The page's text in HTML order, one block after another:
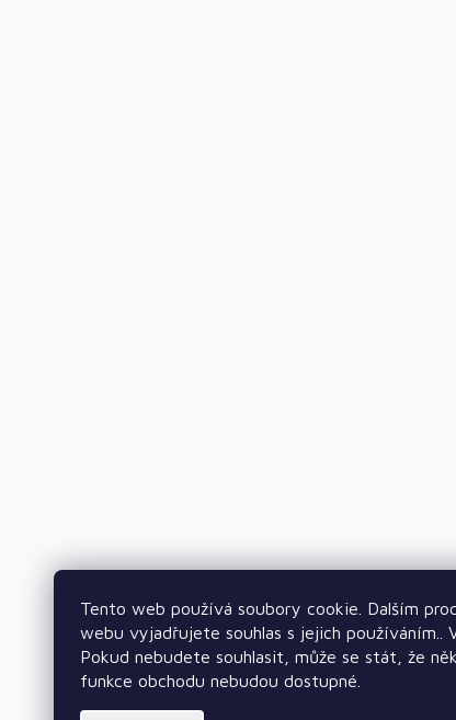
Tento web používá soubory cookie. Dalším
webu vyjadřujete souhlas s jejich používáním..
Pokud nebudete souhlasit, může se stát, že
funkce obchodu nebudou dostupné.